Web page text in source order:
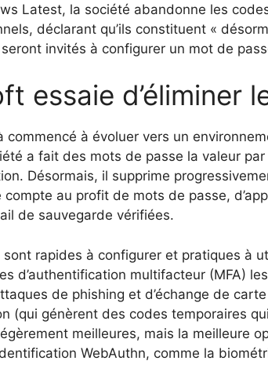
Latest, la société abandonne les
déclarant qu’ils constituent «
invités à configurer un mot de
essaie d’éliminer
commencé à évoluer vers un
a fait des mots de passe la valeur
Désormais, il supprime
au profit de mots de passe,
de sauvegarde vérifiées.
sont rapides à configurer et pratiques à
d’authentification multifacteur (MFA)
de phishing et d’échange de
(qui génèrent des codes temporaires
meilleures, mais la meilleure
WebAuthn, comme la